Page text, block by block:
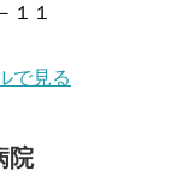
１１
で見る
院